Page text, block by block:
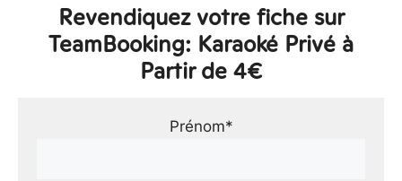
Revendiquez votre fiche sur
TeamBooking: Karaoké Privé à
Partir de 4€
Prénom*